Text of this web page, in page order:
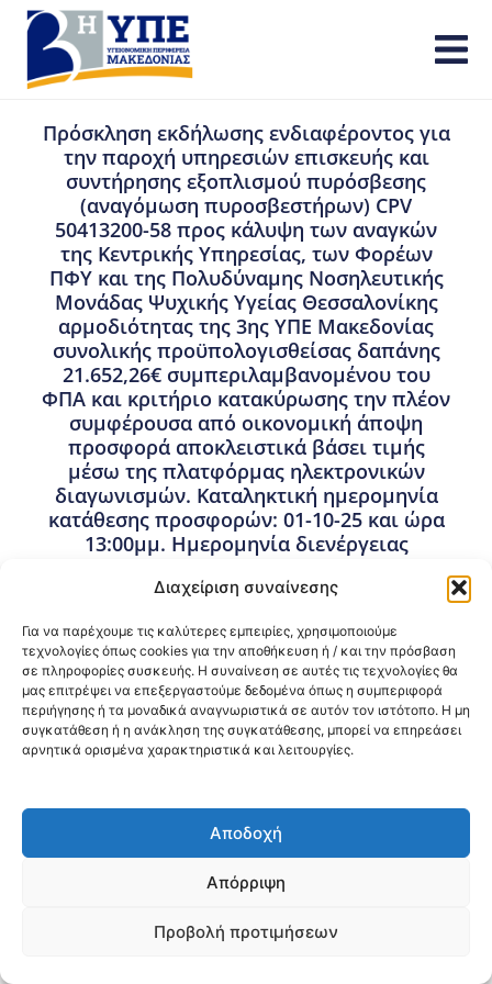
Διαχείριση συναίνεσης
Για να παρέχουμε τις καλύτερες εμπειρίες, χρησιμοποιούμε
τεχνολογίες όπως cookies για την αποθήκευση ή / και την πρόσβαση
σε πληροφορίες συσκευής. Η συναίνεση σε αυτές τις τεχνολογίες θα
μας επιτρέψει να επεξεργαστούμε δεδομένα όπως η συμπεριφορά
περιήγησης ή τα μοναδικά αναγνωριστικά σε αυτόν τον ιστότοπο. Η μη
συγκατάθεση ή η ανάκληση της συγκατάθεσης, μπορεί να επηρεάσει
αρνητικά ορισμένα χαρακτηριστικά και λειτουργίες.
Αποδοχή
Απόρριψη
Προβολή προτιμήσεων
Πρόσκληση εκδήλωσης ενδιαφέροντος για
την παροχή υπηρεσιών επισκευής και
συντήρησης εξοπλισμού πυρόσβεσης
(αναγόμωση πυροσβεστήρων) CPV
50413200-58 προς κάλυψη των αναγκών
της Κεντρικής Υπηρεσίας, των Φορέων
ΠΦΥ και της Πολυδύναμης Νοσηλευτικής
Μονάδας Ψυχικής Υγείας Θεσσαλονίκης
αρμοδιότητας της 3ης ΥΠΕ Μακεδονίας
συνολικής προϋπολογισθείσας δαπάνης
21.652,26€ συμπεριλαμβανομένου του
ΦΠΑ και κριτήριο κατακύρωσης την πλέον
συμφέρουσα από οικονομική άποψη
προσφορά αποκλειστικά βάσει τιμής
μέσω της πλατφόρμας ηλεκτρονικών
διαγωνισμών. Καταληκτική ημερομηνία
κατάθεσης προσφορών: 01-10-25 και ώρα
13:00μμ. Ημερομηνία διενέργειας
Προμήθειες - Συμβάσεις,Προμήθειες 3ης ΥΠΕ
Κοινοποίηση:
@2026 3ype.gr All rights reserved
email: 3ype@3ype.gr
Website Visits: